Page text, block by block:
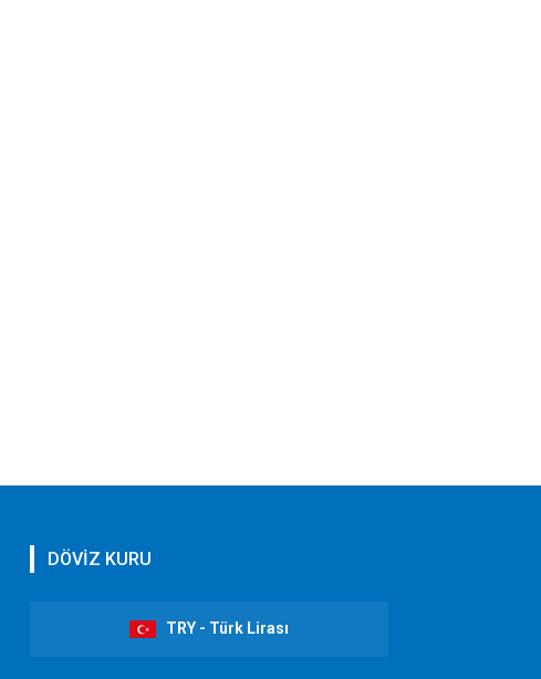
DÖVİZ KURU
TRY - Türk Lirası